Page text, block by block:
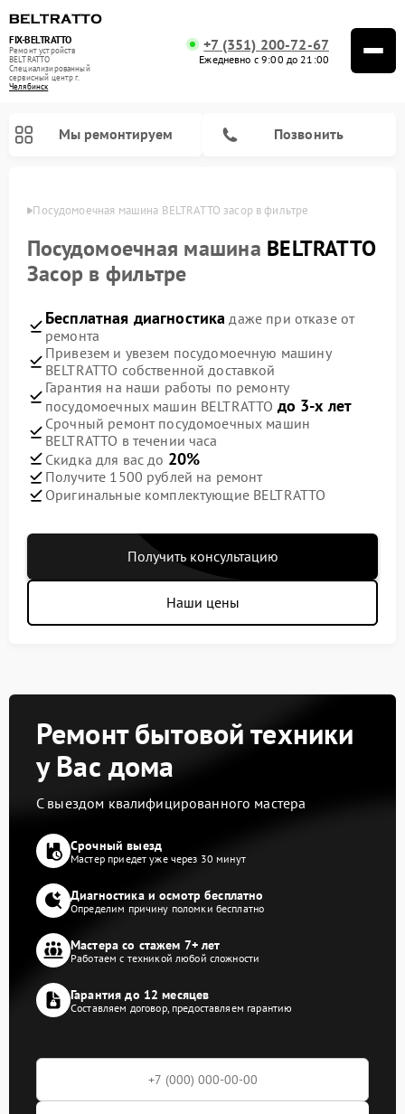
FIX-BELTRATTO
Ремонт устройств
BELTRATTO
Специализированный
cервисный центр г.
Челябинск
+7 (351) 200-72-67
Ежедневно с 9:00 до 21:00
Мы ремонтируем Позвонить
Посудомоечная машина BELTRATTO засор в фильтре
Посудомоечная машина BELTRATTO
Засор в фильтре
Бесплатная диагностика даже при отказе от
ремонта
Привезем и увезем посудомоечную машину
BELTRATTO собственной доставкой
Гарантия на наши работы по ремонту
посудомоечных машин BELTRATTO до 3-х лет
Срочный ремонт посудомоечных машин
BELTRATTO в течении часа
Скидка для вас до 20%
Получите 1500 рублей на ремонт
Оригинальные комплектующие BELTRATTO
Получить консультацию
Наши цены
Ремонт бытовой техники
у Вас дома
С выездом квалифицированного мастера
Срочный выезд
Мастер приедет уже через 30 минут
Диагностика и осмотр бесплатно
Определим причину поломки бесплатно
Мастера со стажем 7+ лет
Работаем с техникой любой сложности
Гарантия до 12 месяцев
Составляем договор, предоставляем гарантию